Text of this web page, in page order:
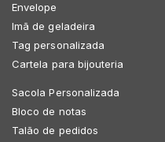
Envelope
Imã de geladeira
Tag personalizada
Cartela para bijouteria
Sacola Personalizada
Bloco de notas
Talão de pedidos